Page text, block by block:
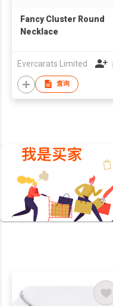
Fancy Cluster Round
Necklace
Evercarats Limited
查询